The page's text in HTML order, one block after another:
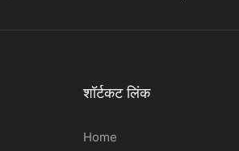
शॉर्टकट लिंक
Home